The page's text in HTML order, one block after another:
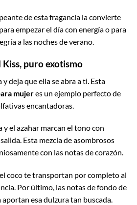
de esta fragancia la convierte
empezar el día con energía o para
a las noches de verano.
puro exotismo
deja que ella se abra a ti. Esta
mujeres un ejemplo perfecto de
encantadoras.
y el azahar marcan el tono con
Esta mezcla de asombrosos
con las notas de corazón.
coco te transportan por completo al
Por último, las notas de fondo de
esa dulzura tan buscada.